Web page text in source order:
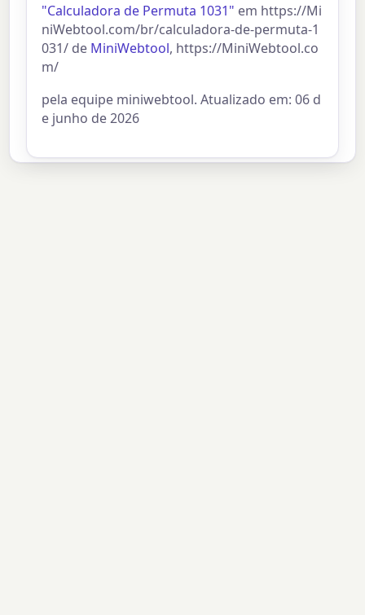
"Calculadora de Permuta 1031" em https://Mi
niWebtool.com/br/calculadora-de-permuta-1
031/ de MiniWebtool, https://MiniWebtool.co
m/
pela equipe miniwebtool. Atualizado em: 06 d
e junho de 2026